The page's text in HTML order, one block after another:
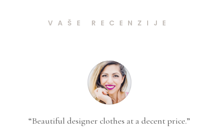
VAŠE RECENZIJE
“Beautiful designer clothes at a decent price.”